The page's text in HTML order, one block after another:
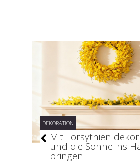
DEKORATION
Mit Forsythien
und die Sonne ins
bringen